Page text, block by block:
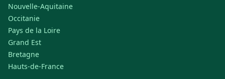
Nouvelle-Aquitaine
Occitanie
Pays de la Loire
Grand Est
Bretagne
Hauts-de-France